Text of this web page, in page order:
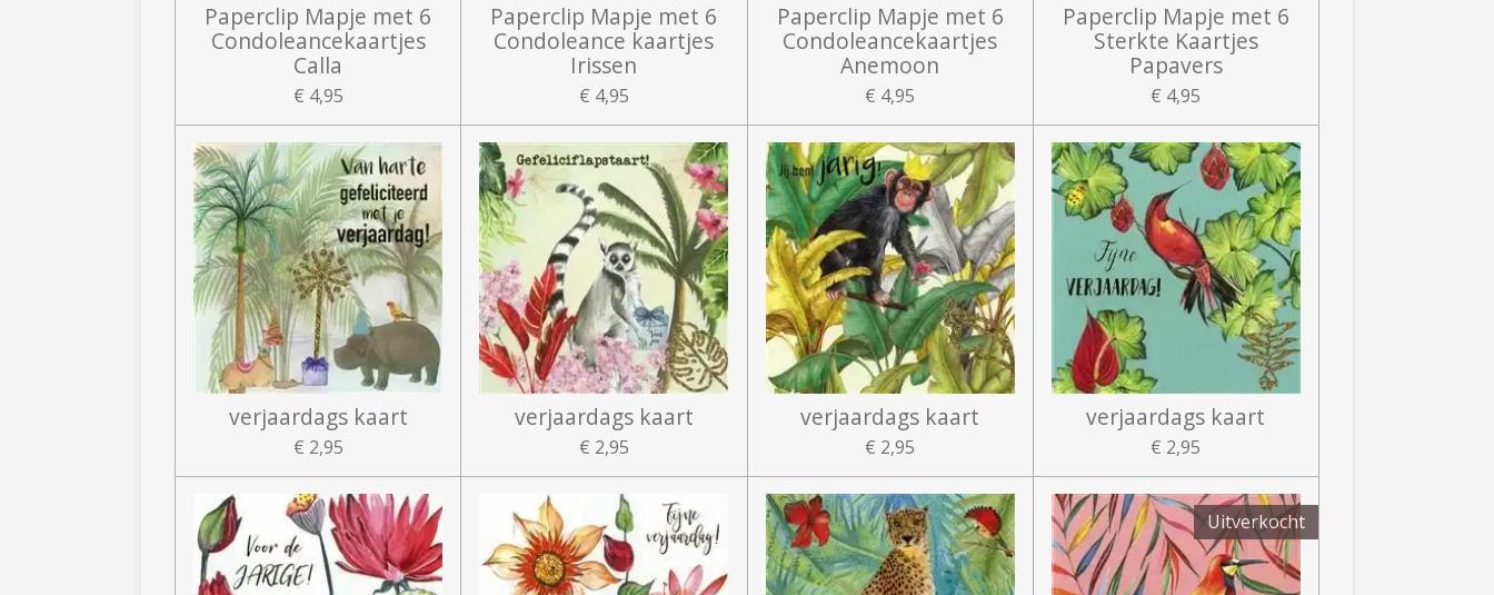
Paperclip Mapje met 6
Condoleancekaartjes
Calla
€ 4,95
Paperclip Mapje met 6
Condoleance kaartjes
Irissen
€ 4,95
Paperclip Mapje met 6
Condoleancekaartjes
Anemoon
€ 4,95
Paperclip Mapje met 6
Sterkte Kaartjes
Papavers
€ 4,95
verjaardags kaart
€ 2,95
verjaardags kaart
€ 2,95
verjaardags kaart
€ 2,95
verjaardags kaart
€ 2,95
Uitverkocht